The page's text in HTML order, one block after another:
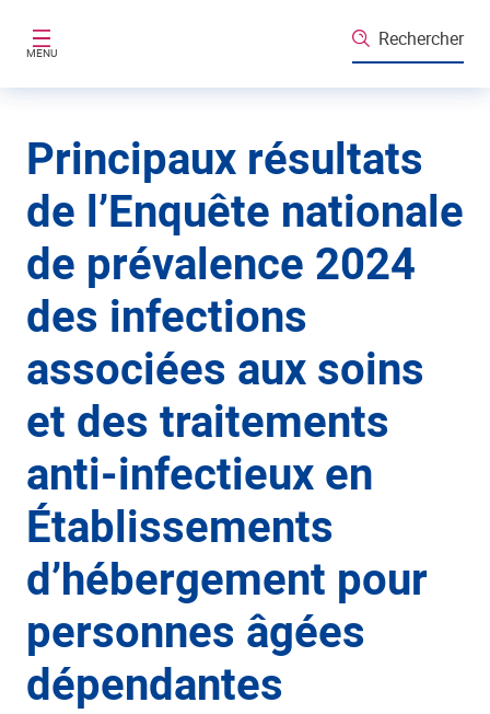
MENU
Rechercher
Principaux résultats
de l’Enquête nationale
de prévalence 2024
des infections
associées aux soins
et des traitements
anti-infectieux en
Établissements
d’hébergement pour
personnes âgées
dépendantes